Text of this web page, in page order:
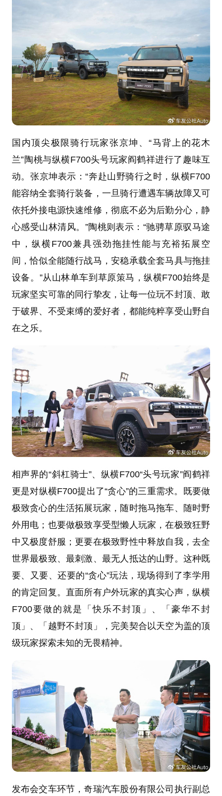
国内顶尖极限骑行玩家张京坤、“马背上的花木
兰”陶桃与纵横F700头号玩家阎鹤祥进行了趣味互
动。张京坤表示：“奔赴山野骑行之时，纵横F700
能容纳全套骑行装备，一旦骑行遭遇车辆故障又可
依托外接电源快速维修，彻底不必为后勤分心，静
心感受山林清风。”陶桃则表示：“驰骋草原驭马途
中，纵横F700兼具强劲拖挂性能与充裕拓展空
间，恰似全能随行战马，安稳承载全套马具与拖挂
设备。”从山林单车到草原策马，纵横F700始终是
玩家坚实可靠的同行挚友，让每一位玩不封顶、敢
于破界、不受束缚的爱好者，都能纯粹享受山野自
在之乐。
相声界的“斜杠骑士”、纵横F700“头号玩家”阎鹤祥
更是对纵横F700提出了“贪心”的三重需求。既要做
极致贪心的生活拓展玩家，随时拖马拖车、随时野
外用电；也要做极致享受型懒人玩家，在极致狂野
中又极度舒服；更要在极致野性中释放自我，去全
世界最极致、最刺激、最无人抵达的山野。这种既
要、又要、还要的“贪心”玩法，现场得到了李学用
的肯定回复。直面所有户外玩家的真实心声，纵横
F700要做的就是「快乐不封顶」、「豪华不封
顶」、「越野不封顶」，完美契合以天空为盖的顶
级玩家探索未知的无畏精神。
发布会交车环节，奇瑞汽车股份有限公司执行副总